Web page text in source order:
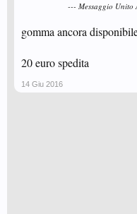
--- Messaggio Unito
gomma ancora
20 euro spedita
14 Giu 2016